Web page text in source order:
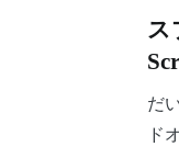
ス
だ
ド